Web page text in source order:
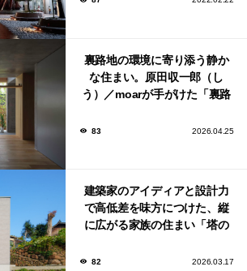
裏路地の環境に寄り添う静か
な住まい。原田収一郎（し
う）／moarが手がけた「裏路
83 2026.04.25
建築家のアイディアと設計力
で高低差を味方につけた、縦
に広がる家族の住まい「塔の
82 2026.03.17